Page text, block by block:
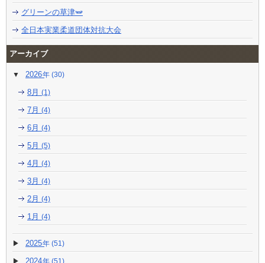
グリーンの草津🫛
全日本実業柔道団体対抗大会
アーカイブ
2026 (30)
8月 (1)
7月 (4)
6月 (4)
5月 (5)
4月 (4)
3月 (4)
2月 (4)
1月 (4)
2025 (51)
2024 (51)